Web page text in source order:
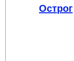
Острог